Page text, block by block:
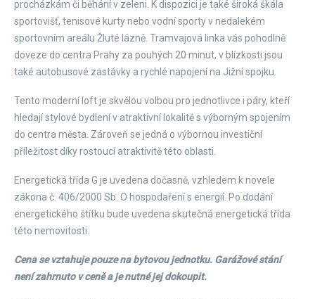
procházkám či běhání v zeleni. K dispozici je také široká škála
sportovišť, tenisové kurty nebo vodní sporty v nedalekém
sportovním areálu Žluté lázně. Tramvajová linka vás pohodlně
doveze do centra Prahy za pouhých 20 minut, v blízkosti jsou
také autobusové zastávky a rychlé napojení na Jižní spojku.
Tento moderní loft je skvělou volbou pro jednotlivce i páry, kteří
hledají stylové bydlení v atraktivní lokalitě s výborným spojením
do centra města. Zároveň se jedná o výbornou investiční
příležitost díky rostoucí atraktivitě této oblasti.
Energetická třída G je uvedena dočasně, vzhledem k novele
zákona č. 406/2000 Sb. O hospodaření s energií. Po dodání
energetického štítku bude uvedena skutečná energetická třída
této nemovitosti.
Cena se vztahuje pouze na bytovou jednotku. Garážové stání
není zahrnuto v ceně a je nutné jej dokoupit.